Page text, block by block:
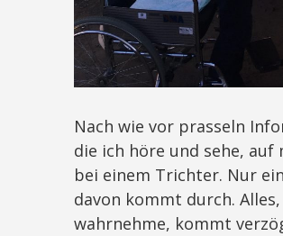
Nach wie vor prasseln
die ich höre und sehe, auf
bei einem Trichter. Nur
davon kommt durch.
wahrnehme, kommt